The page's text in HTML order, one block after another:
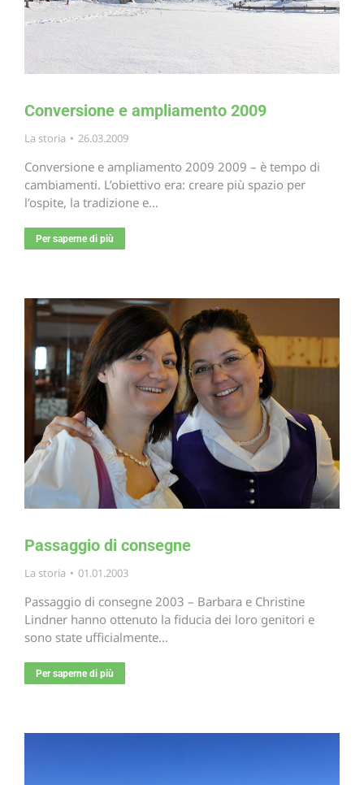
Conversione e ampliamento 2009
La storia 26.03.2009
Conversione e ampliamento 2009 2009 – è tempo di
cambiamenti. L’obiettivo era: creare più spazio per
l’ospite, la tradizione e…
Per saperne di più
Passaggio di consegne
La storia 01.01.2003
Passaggio di consegne 2003 – Barbara e Christine
Lindner hanno ottenuto la fiducia dei loro genitori e
sono state ufficialmente…
Per saperne di più